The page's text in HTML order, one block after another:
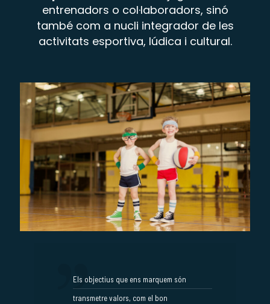
entrenadors o col·laboradors, sinó
també com a nucli integrador de les
activitats esportiva, lúdica i cultural.
Els objectius que ens marquem són
transmetre valors, com el bon